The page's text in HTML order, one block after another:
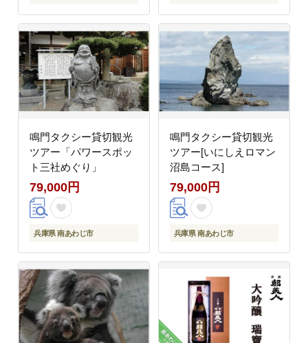
鳴門タクシー貸切観光
ツアー「パワースポッ
ト三社めぐり」
79,000円
兵庫県 南あわじ市
鳴門タクシー貸切観光
ツアー[いにしえロマン
沼島コース]
79,000円
兵庫県 南あわじ市